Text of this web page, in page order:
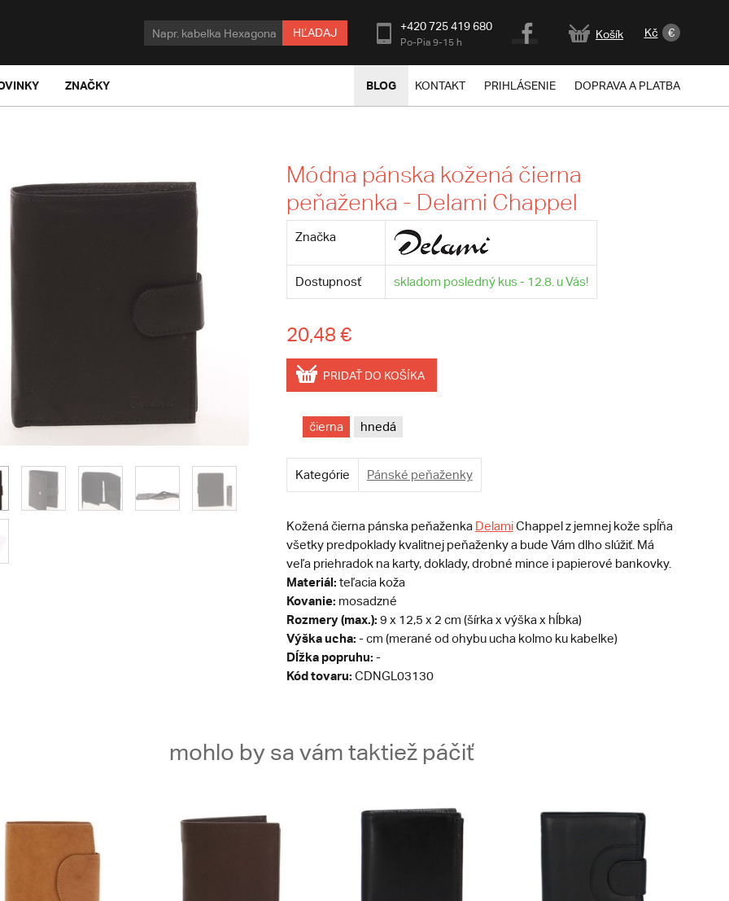
HĽADAJ +420 725 419 680
Po-Pia 9-15 h
Košík Kč €
ZNAČKY BLOG KONTAKT PRIHLÁSENIE DOPRAVA A PLATBA
Módna pánska kožená čierna
peňaženka - Delami Chappel
Značka
Dostupnosť skladom posledný kus - 12.8. u Vás!
20,48 €
PRIDAŤ DO KOŠÍKA
čierna hnedá
Kategórie Pánské peňaženky
Kožená čierna pánska peňaženka DelamiChappel z jemnej kože spĺňa
všetky predpoklady kvalitnej peňaženky a bude Vám dlho slúžiť. Má
veľa priehradok na karty, doklady, drobné mince i papierové bankovky.
Materiál: teľacia koža
Kovanie: mosadzné
Rozmery (max.): 9 x 12,5 x 2 cm (šírka x výška x hĺbka)
Výška ucha: - cm (merané od ohybu ucha kolmo ku kabelke)
Dĺžka popruhu: -
Kód tovaru: CDNGL03130
mohlo by sa vám taktiež páčiť